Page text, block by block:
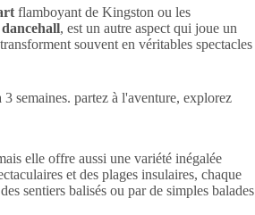
flamboyant de Kingston ou les
dancehall, est un autre aspect qui joue un
souvent en véritables spectacles
elle offre aussi une variété inégalée
et des plages insulaires, chaque
sentiers balisés ou par de simples balades